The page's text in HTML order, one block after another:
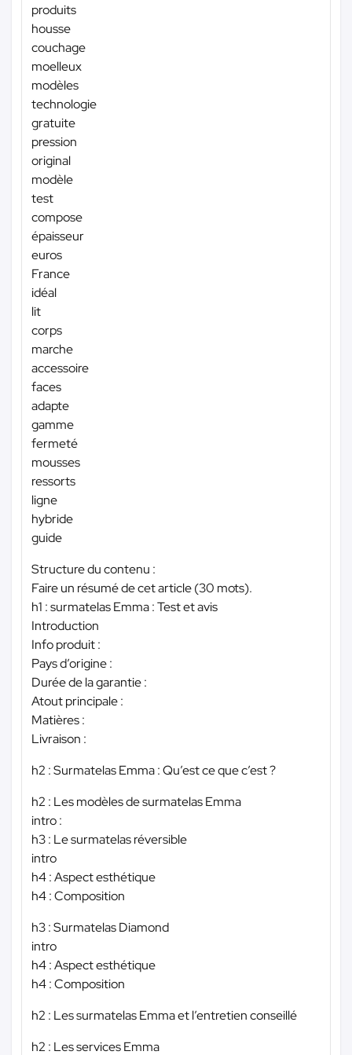
produits
housse
couchage
moelleux
modèles
technologie
gratuite
pression
original
modèle
test
compose
épaisseur
euros
France
idéal
lit
corps
marche
accessoire
faces
adapte
gamme
fermeté
mousses
ressorts
ligne
hybride
guide
Structure du contenu :
Faire un résumé de cet article (30 mots).
h1 : surmatelas Emma : Test et avis
Introduction
Info produit :
Pays d’origine :
Durée de la garantie :
Atout principale :
Matières :
Livraison :
h2 : Surmatelas Emma : Qu’est ce que c’est ?
h2 : Les modèles de surmatelas Emma
intro :
h3 : Le surmatelas réversible
intro
h4 : Aspect esthétique
h4 : Composition
h3 : Surmatelas Diamond
intro
h4 : Aspect esthétique
h4 : Composition
h2 : Les surmatelas Emma et l’entretien conseillé
h2 : Les services Emma